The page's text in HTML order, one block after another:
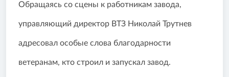
Обращаясь со сцены к работникам завода,
управляющий директор ВТЗ Николай Трутнев
адресовал особые слова благодарности
ветеранам, кто строил и запускал завод.